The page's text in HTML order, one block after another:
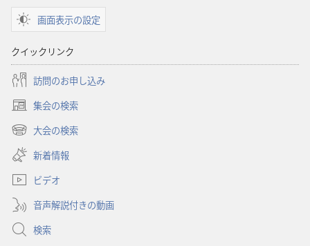
画面表示の設定
クイックリンク
訪問のお申し込み
集会の検索
（新
し
タ
で
開
く）
大会の検索
（新
し
い
タ
ブ
で
開
く）
新着情報
ビデオ
音声解説付きの動画
検索